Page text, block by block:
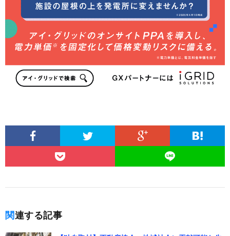
関連する記事